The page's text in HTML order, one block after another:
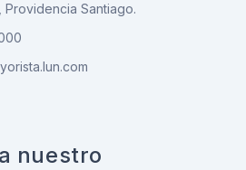
Providencia Santiago.
nuestro